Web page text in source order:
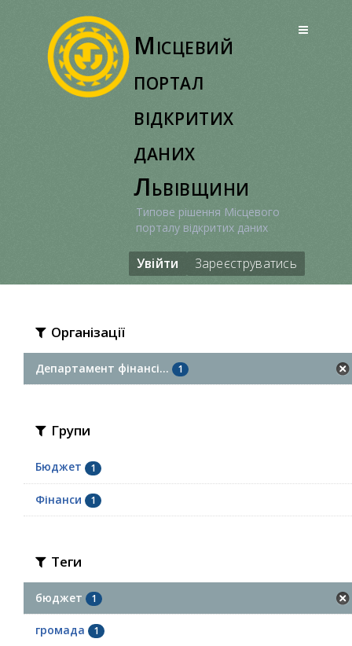
Місцевий
портал
відкритих
даних
Львівщини
Типове рішення Місцевого
порталу відкритих даних
Увійти Зареєструватись
Організації
Департамент фінансі... 1
Групи
Бюджет 1
Фінанси 1
Теги
бюджет 1
громада 1